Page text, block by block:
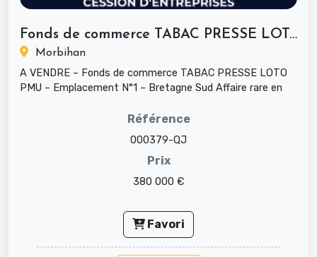
Fonds de commerce TABAC PRESSE LOTO...
Morbihan
A VENDRE – Fonds de commerce TABAC PRESSE LOTO
PMU – Emplacement N°1 – Bretagne Sud Affaire rare en
Référence
000379-QJ
Prix
380 000 €
Favori